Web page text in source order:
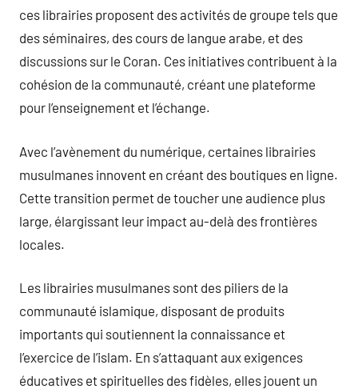
ces librairies proposent des activités de groupe tels que
des séminaires, des cours de langue arabe, et des
discussions sur le Coran. Ces initiatives contribuent à la
cohésion de la communauté, créant une plateforme
pour l’enseignement et l’échange.
Avec l’avènement du numérique, certaines librairies
musulmanes innovent en créant des boutiques en ligne.
Cette transition permet de toucher une audience plus
large, élargissant leur impact au-delà des frontières
locales.
Les librairies musulmanes sont des piliers de la
communauté islamique, disposant de produits
importants qui soutiennent la connaissance et
l’exercice de l’islam. En s’attaquant aux exigences
éducatives et spirituelles des fidèles, elles jouent un